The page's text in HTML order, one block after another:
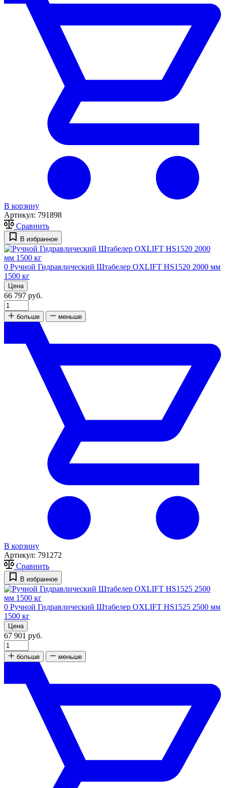
В корзину
Артикул: 791898
Сравнить
В избранное
0 Ручной Гидравлический Штабелер OXLIFT HS1520 2000 мм
1500 кг
Цена
66 797 руб.
больше меньше
В корзину
Артикул: 791272
Сравнить
В избранное
0 Ручной Гидравлический Штабелер OXLIFT HS1525 2500 мм
1500 кг
Цена
67 901 руб.
больше меньше